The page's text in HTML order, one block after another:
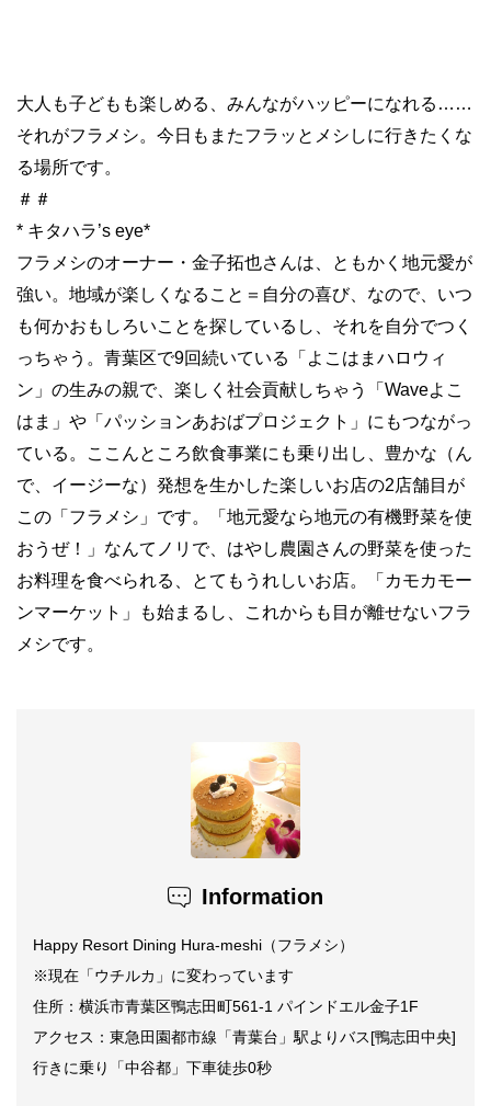
大人も子どもも楽しめる、みんながハッピーになれる……
それがフラメシ。今日もまたフラッとメシしに行きたくな
る場所です。
＃＃
* キタハラ’s eye*
フラメシのオーナー・金子拓也さんは、ともかく地元愛が
強い。地域が楽しくなること＝自分の喜び、なので、いつ
も何かおもしろいことを探しているし、それを自分でつく
っちゃう。青葉区で9回続いている「よこはまハロウィ
ン」の生みの親で、楽しく社会貢献しちゃう「Waveよこ
はま」や「パッションあおばプロジェクト」にもつながっ
ている。ここんところ飲食事業にも乗り出し、豊かな（ん
で、イージーな）発想を生かした楽しいお店の2店舗目が
この「フラメシ」です。「地元愛なら地元の有機野菜を使
おうぜ！」なんてノリで、はやし農園さんの野菜を使った
お料理を食べられる、とてもうれしいお店。「カモカモー
ンマーケット」も始まるし、これからも目が離せないフラ
メシです。
Information
Happy Resort Dining Hura-meshi（フラメシ）
※現在「ウチルカ」に変わっています
住所：横浜市青葉区鴨志田町561-1 パインドエル金子1F
アクセス：東急田園都市線「青葉台」駅よりバス[鴨志田中央]
行きに乗り「中谷都」下車徒歩0秒